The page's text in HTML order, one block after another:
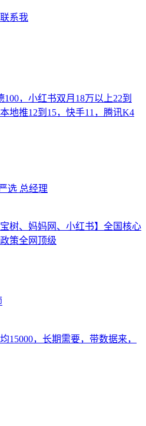
系我
，小红书双月18万以上22到
地推12到15，快手11，腾讯K4
选 总经理
树、妈妈网、小红书】全国核心
策全网顶级
15000，长期需要，带数据来，